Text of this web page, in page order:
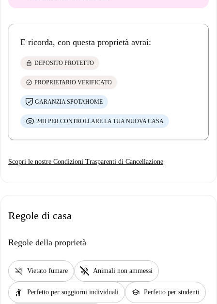
E ricorda, con questa proprietà avrai:
lock DEPOSITO PROTETTO
check_circle PROPRIETARIO VERIFICATO
GARANZIA SPOTAHOME
24H PER CONTROLLARE LA TUA NUOVA CASA
Scopri le nostre Condizioni Trasparenti di Cancellazione
Regole di casa
Regole della proprietà
smoke_free Vietato fumare pet_supplies Animali non ammessi
hail Perfetto per soggiorni individuali school Perfetto per studenti